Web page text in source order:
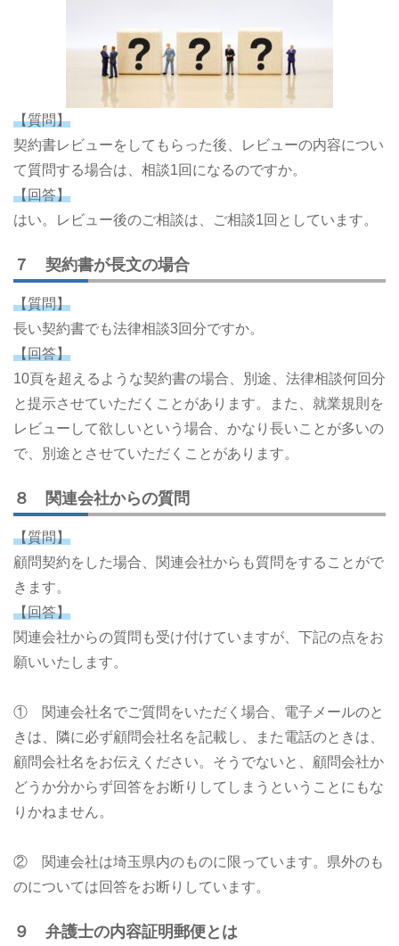
【質問】
契約書レビューをしてもらった後、レビューの内容につい
て質問する場合は、相談1回になるのですか。
【回答】
はい。レビュー後のご相談は、ご相談1回としています。
７ 契約書が長文の場合
【質問】
長い契約書でも法律相談3回分ですか。
【回答】
10頁を超えるような契約書の場合、別途、法律相談何回分
と提示させていただくことがあります。また、就業規則を
レビューして欲しいという場合、かなり長いことが多いの
で、別途とさせていただくことがあります。
８ 関連会社からの質問
【質問】
顧問契約をした場合、関連会社からも質問をすることがで
きます。
【回答】
関連会社からの質問も受け付けていますが、下記の点をお
願いいたします。
① 関連会社名でご質問をいただく場合、電子メールのと
きは、隣に必ず顧問会社名を記載し、また電話のときは、
顧問会社名をお伝えください。そうでないと、顧問会社か
どうか分からず回答をお断りしてしまうということにもな
りかねません。
② 関連会社は埼玉県内のものに限っています。県外のも
のについては回答をお断りしています。
９ 弁護士の内容証明郵便とは